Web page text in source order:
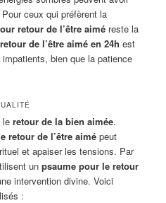
ceux qui préfèrent la
retour de l’être aimé reste la
de l’être aimé en 24h est
bien que la patience
leretour de la bien aimée.
retour de l’être aimé peut
et apaiser les tensions. Par
unpsaume pour le retour
intervention divine. Voici
: